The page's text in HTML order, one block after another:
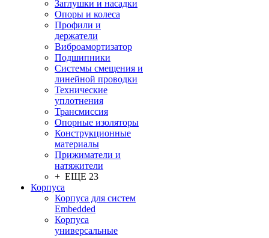
Заглушки и насадки
Опоры и колеса
Профили и
держатели
Виброамортизатор
Подшипники
Системы смещения и
линейной проводки
Технические
уплотнения
Трансмиссия
Опорные изоляторы
Конструкционные
материалы
Прижиматели и
натяжители
+ ЕЩЕ 23
Корпуса
Корпуса для систем
Embedded
Корпуса
универсальные